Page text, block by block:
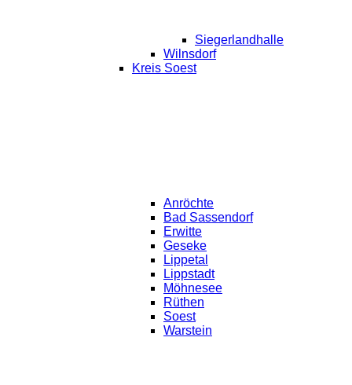
Siegerlandhalle
Wilnsdorf
Kreis Soest
Anröchte
Bad Sassendorf
Erwitte
Geseke
Lippetal
Lippstadt
Möhnesee
Rüthen
Soest
Warstein